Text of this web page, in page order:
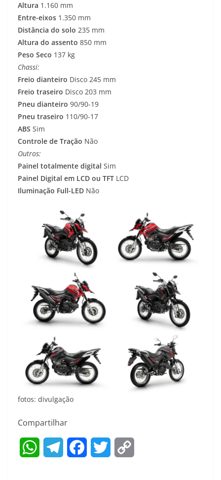
Altura 1.160 mm
Entre-eixos 1.350 mm
Distância do solo 235 mm
Altura do assento 850 mm
Peso Seco 137 kg
Chassi:
Freio dianteiro Disco 245 mm
Freio traseiro Disco 203 mm
Pneu dianteiro 90/90-19
Pneu traseiro 110/90-17
ABS Sim
Controle de Tração Não
Outros:
Painel totalmente digital Sim
Painel Digital em LCD ou TFT LCD
Iluminação Full-LED Não
fotos: divulgação
Compartilhar
W